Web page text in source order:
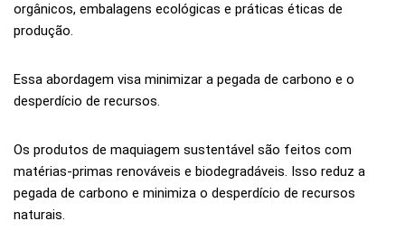
orgânicos, embalagens ecológicas e práticas éticas de
produção.
Essa abordagem visa minimizar a pegada de carbono e o
desperdício de recursos.
Os produtos de maquiagem sustentável são feitos com
matérias-primas renováveis e biodegradáveis. Isso reduz a
pegada de carbono e minimiza o desperdício de recursos
naturais.